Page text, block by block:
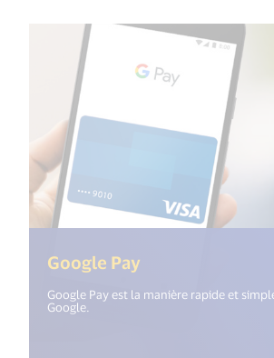
Google Pay
Google Pay est la manière rapide et
Google.